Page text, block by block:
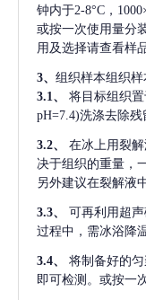
钟内于2-8°C，
或按一次使用量分
用及选择请查看样
3、 组织样本组织样
3.1、
将目标组织
pH=7.4)洗涤去除残
3.2、
在冰上用裂
决于组织的重量，
另外建议在裂解液
3.3、 可再利用超
过程中，需冰浴降
3.4、 将制备好的
即可检测。或按一